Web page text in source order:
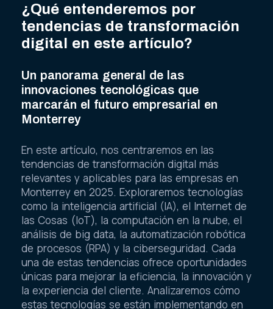
¿Qué entenderemos por
tendencias de transformación
digital en este artículo?
Un panorama general de las
innovaciones tecnológicas que
marcarán el futuro empresarial en
Monterrey
En este artículo, nos centraremos en las
tendencias de transformación digital más
relevantes y aplicables para las empresas en
Monterrey en 2025. Exploraremos tecnologías
como la inteligencia artificial (IA), el Internet de
las Cosas (IoT), la computación en la nube, el
análisis de big data, la automatización robótica
de procesos (RPA) y la ciberseguridad. Cada
una de estas tendencias ofrece oportunidades
únicas para mejorar la eficiencia, la innovación y
la experiencia del cliente. Analizaremos cómo
estas tecnologías se están implementando en